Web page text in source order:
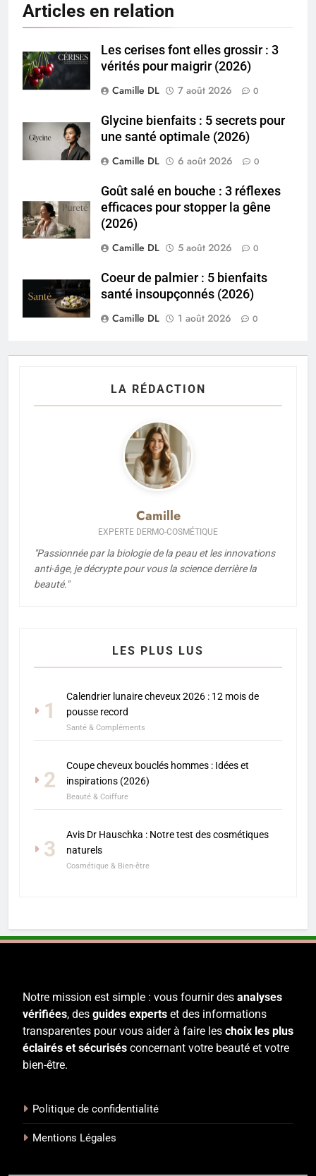
Articles en relation
Les cerises font elles grossir : 3
vérités pour maigrir (2026)
Camille DL
7 août 2026 0
Glycine bienfaits : 5 secrets pour
une santé optimale (2026)
Camille DL
6 août 2026 0
Goût salé en bouche : 3 réflexes
efficaces pour stopper la gêne
(2026)
Camille DL
5 août 2026 0
Coeur de palmier : 5 bienfaits
santé insoupçonnés (2026)
Camille DL
1 août 2026 0
LA RÉDACTION
Camille
EXPERTE DERMO-COSMÉTIQUE
"Passionnée par la biologie de la peau et les innovations
anti-âge, je décrypte pour vous la science derrière la
beauté."
LES PLUS LUS
1
Calendrier lunaire cheveux 2026 : 12 mois de
pousse record
Santé & Compléments
2
Coupe cheveux bouclés hommes : Idées et
inspirations (2026)
Beauté & Coiffure
3
Avis Dr Hauschka : Notre test des cosmétiques
naturels
Cosmétique & Bien-être
Notre mission est simple : vous fournir des analyses
vérifiées, des guides experts et des informations
transparentes pour vous aider à faire les choix les plus
éclairés et sécurisés concernant votre beauté et votre
bien-être.
Politique de confidentialité
Mentions Légales